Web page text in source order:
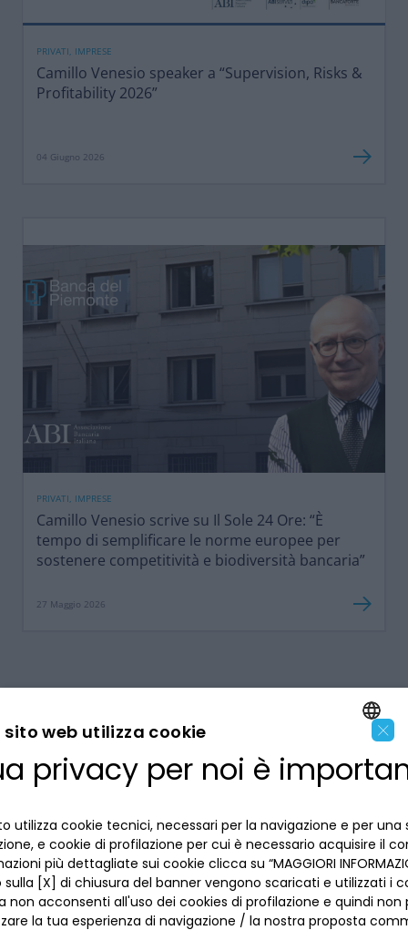
PRIVATI, IMPRESE
Camillo Venesio speaker a “Supervision, Risks &
Profitability 2026”
04 Giugno 2026
PRIVATI, IMPRESE
Camillo Venesio scrive su Il Sole 24 Ore: “È
tempo di semplificare le norme europee per
sostenere competitività e biodiversità bancaria”
27 Maggio 2026
LA BANCA
Dove siamo
INFORMAZIONI PER IL CLIENTE
Privacy
La tua scelta sui cookies
ACCESSIBILITÀ E APP
ENGLISH
×
sito web utilizza cookie
privacy per noi è
utilizza cookie tecnici, necessari per la navigazione e per una
e cookie di profilazione per cui è necessario acquisire il
più dettagliate sui cookie clicca su “MAGGIORI
[X] di chiusura del banner vengono scaricati e utilizzati i
non acconsenti all'uso dei cookies di profilazione e quindi non
la tua esperienza di navigazione / la nostra proposta